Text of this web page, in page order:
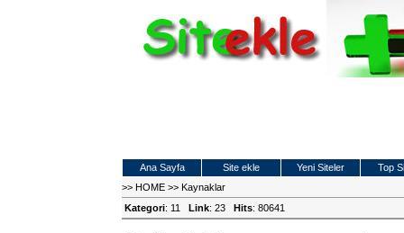
Ana Sayfa Site ekle Yeni Siteler
Top
>> HOME >> Kaynaklar
Kategori: 11 Link: 23 Hits: 80641